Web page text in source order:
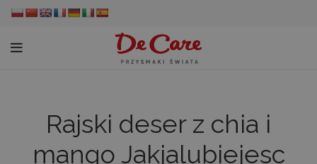
Rajski deser z chia i
mango Jakjalubiejesc